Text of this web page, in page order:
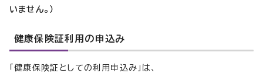
いません。）
健康保険証利用の申込み
「健康保険証としての利用申込み」は、